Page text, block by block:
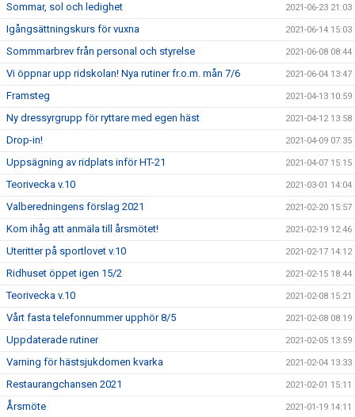
Sommar, sol och ledighet 2021-06-23 21:03
Igångsättningskurs för vuxna 2021-06-14 15:03
Sommmarbrev från personal och styrelse 2021-06-08 08:44
Vi öppnar upp ridskolan! Nya rutiner fr.o.m. mån 7/6 2021-06-04 13:47
Framsteg 2021-04-13 10:59
Ny dressyrgrupp för ryttare med egen häst 2021-04-12 13:58
Drop-in! 2021-04-09 07:35
Uppsägning av ridplats inför HT-21 2021-04-07 15:15
Teorivecka v.10 2021-03-01 14:04
Valberedningens förslag 2021 2021-02-20 15:57
Kom ihåg att anmäla till årsmötet! 2021-02-19 12:46
Uteritter på sportlovet v.10 2021-02-17 14:12
Ridhuset öppet igen 15/2 2021-02-15 18:44
Teorivecka v.10 2021-02-08 15:21
Vårt fasta telefonnummer upphör 8/5 2021-02-08 08:19
Uppdaterade rutiner 2021-02-05 13:59
Varning för hästsjukdomen kvarka 2021-02-04 13:33
Restaurangchansen 2021 2021-02-01 15:11
Årsmöte 2021-01-19 14:11